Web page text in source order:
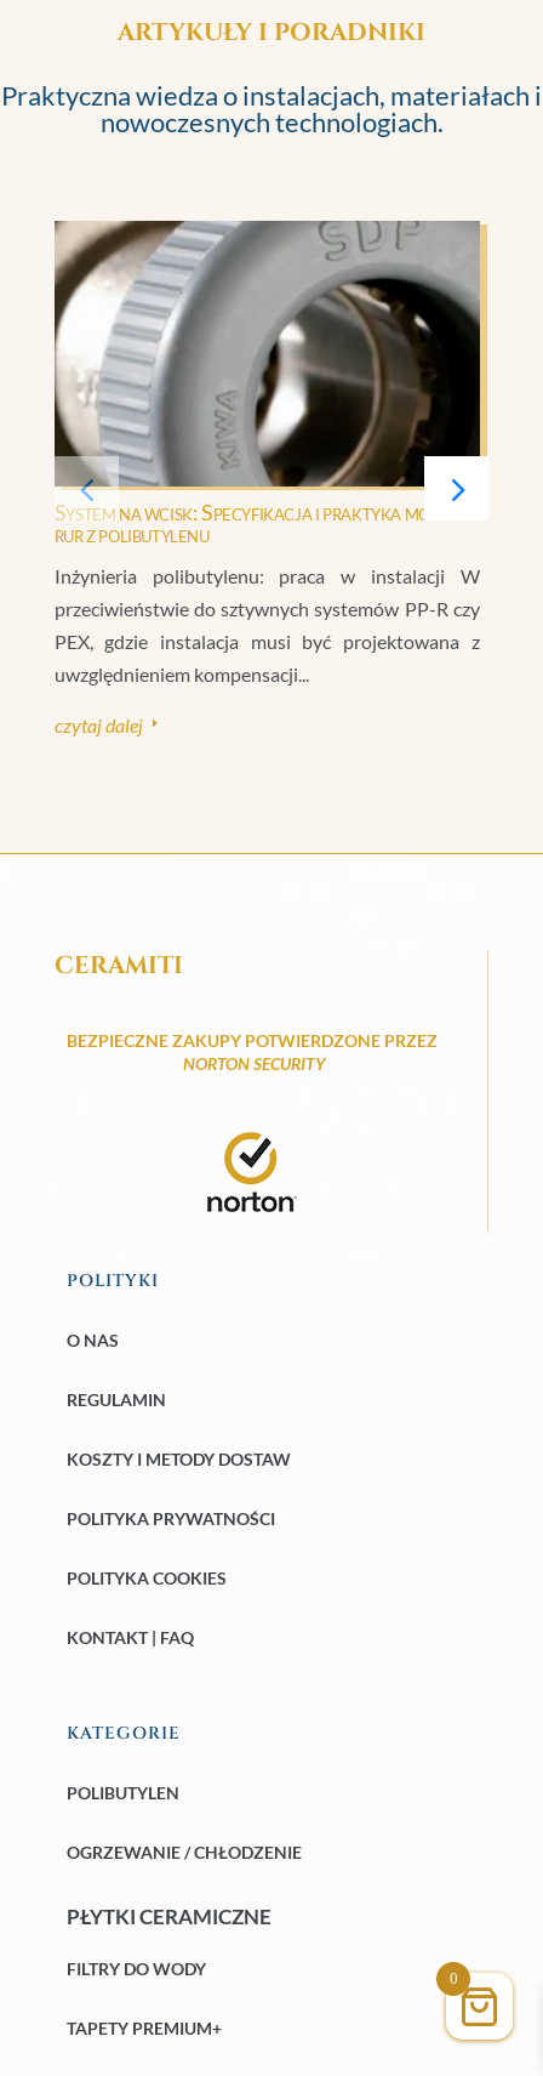
ARTYKUŁY I PORADNIKI
Praktyczna wiedza o instalacjach, materiałach i
nowoczesnych technologiach.
System na wcisk: Specyfikacja i praktyka montażu
rur z polibutylenu
Inżynieria polibutylenu: praca w instalacji W
przeciwieństwie do sztywnych systemów PP-R czy
PEX, gdzie instalacja musi być projektowana z
uwzględnieniem kompensacji...
czytaj dalej E
CERAMITI
BEZPIECZNE ZAKUPY POTWIERDZONE PRZEZ
NORTON SECURITY
POLITYKI
O NAS
REGULAMIN
KOSZTY I METODY DOSTAW
POLITYKA PRYWATNOŚCI
POLITYKA COOKIES
KONTAKT | FAQ
KATEGORIE
POLIBUTYLEN
OGRZEWANIE / CHŁODZENIE
PŁYTKI CERAMICZNE
FILTRY DO WODY
TAPETY PREMIUM+
0